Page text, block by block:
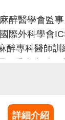
醉醫學會監
際外科學會
醉專科醫師訓
曾至匹茲堡大
國家認證
詳細介紹